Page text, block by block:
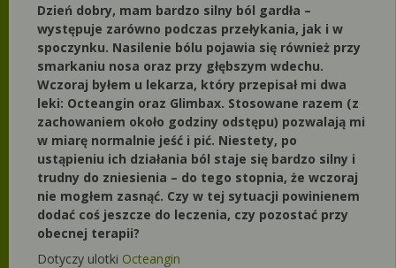
Dzień dobry, mam bardzo silny ból gardła –
występuje zarówno podczas przełykania, jak i w
spoczynku. Nasilenie bólu pojawia się również przy
smarkaniu nosa oraz przy głębszym wdechu.
Wczoraj byłem u lekarza, który przepisał mi dwa
leki: Octeangin oraz Glimbax. Stosowane razem (z
zachowaniem około godziny odstępu) pozwalają mi
w miarę normalnie jeść i pić. Niestety, po
ustąpieniu ich działania ból staje się bardzo silny i
trudny do zniesienia – do tego stopnia, że wczoraj
nie mogłem zasnąć. Czy w tej sytuacji powinienem
dodać coś jeszcze do leczenia, czy pozostać przy
obecnej terapii?
Dotyczy ulotki Octeangin